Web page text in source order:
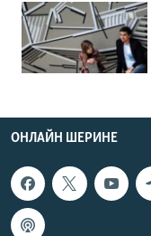
ОНЛАЙН ШЕРИНЕ